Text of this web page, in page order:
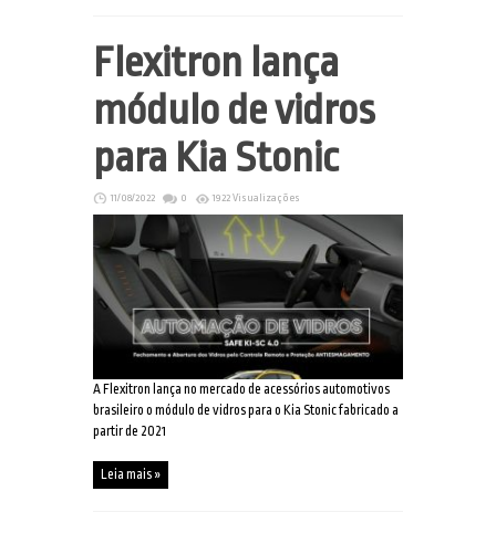
Flexitron lança
módulo de vidros
para Kia Stonic
11/08/2022 0 1922 Visualizações
A Flexitron lança no mercado de acessórios automotivos
brasileiro o módulo de vidros para o Kia Stonic fabricado a
partir de 2021
Leia mais »